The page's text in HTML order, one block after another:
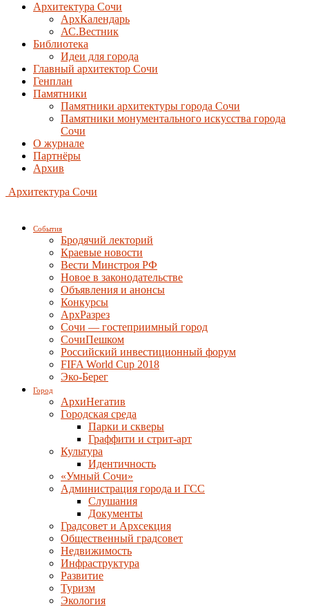
Архитектура Сочи
АрхКалендарь
АС.Вестник
Библиотека
Идеи для города
Главный архитектор Сочи
Генплан
Памятники
Памятники архитектуры города Сочи
Памятники монументального искусства города
Сочи
О журнале
Партнёры
Архив
Архитектура Сочи
События
Бродячий лекторий
Краевые новости
Вести Минстроя РФ
Новое в законодательстве
Объявления и анонсы
Конкурсы
АрхРазрез
Сочи — гостеприимный город
СочиПешком
Российский инвестиционный форум
FIFA World Cup 2018
Эко-Берег
Город
АрхиНегатив
Городская среда
Парки и скверы
Граффити и стрит-арт
Культура
Идентичность
«Умный Сочи»
Администрация города и ГСС
Слушания
Документы
Градсовет и Архсекция
Общественный градсовет
Недвижимость
Инфраструктура
Развитие
Туризм
Экология